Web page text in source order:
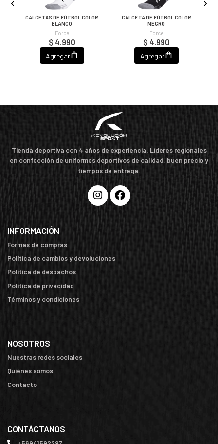
CALCETAS DE FÚTBOL COLOR
BLANCO
Force
$ 4.990
Agregar
CALCETA DE FÚTBOL COLOR
NEGRO
Force
$ 4.990
Agregar
Tienda deportiva con 4 años de experiencia. Líderes regionales
en confección de uniformes deportivos de calidad, buen precio y
tiempos de entrega.
INFORMACIÓN
Formas de compras
Política de cambios y devoluciones
Política de despachos
Política de privacidad
Términos y condiciones
NOSOTROS
Nuestras redes sociales
Quiénes somos
Contacto
CONTÁCTANOS